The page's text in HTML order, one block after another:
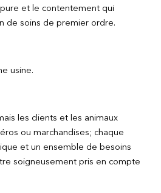
et le contentement qui
de soins de premier ordre.
usine.
les clients et les animaux
ou marchandises; chaque
et un ensemble de besoins
soigneusement pris en compte